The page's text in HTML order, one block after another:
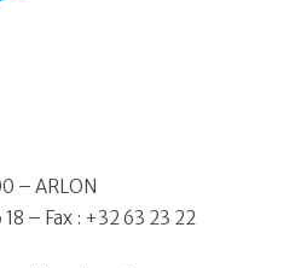
– ARLON
– Fax : +32 63 23 22